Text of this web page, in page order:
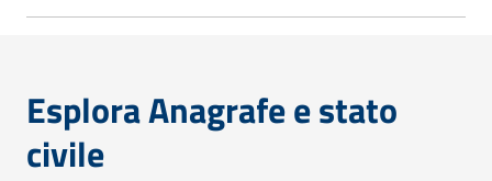
Esplora Anagrafe e stato
civile